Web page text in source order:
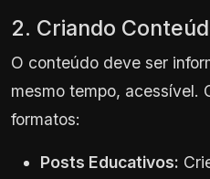
2. Criando
O conteúdo deve ser
mesmo tempo, acessível.
formatos:
Posts Educativos: